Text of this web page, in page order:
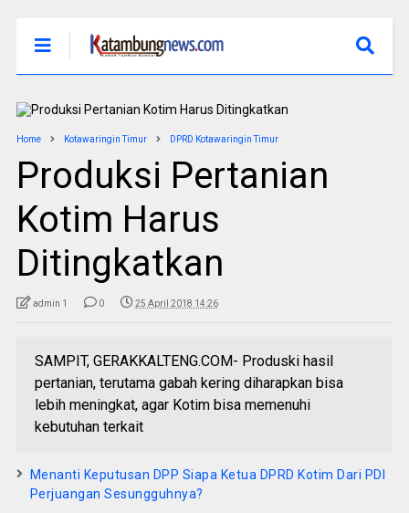
Home Kotawaringin Timur DPRD Kotawaringin Timur
Produksi Pertanian
Kotim Harus
Ditingkatkan
admin 1 0 25 April 2018 14:26
SAMPIT, GERAKKALTENG.COM- Produski hasil
pertanian, terutama gabah kering diharapkan bisa
lebih meningkat, agar Kotim bisa memenuhi
kebutuhan terkait
Menanti Keputusan DPP Siapa Ketua DPRD Kotim Dari PDI
Perjuangan Sesungguhnya?